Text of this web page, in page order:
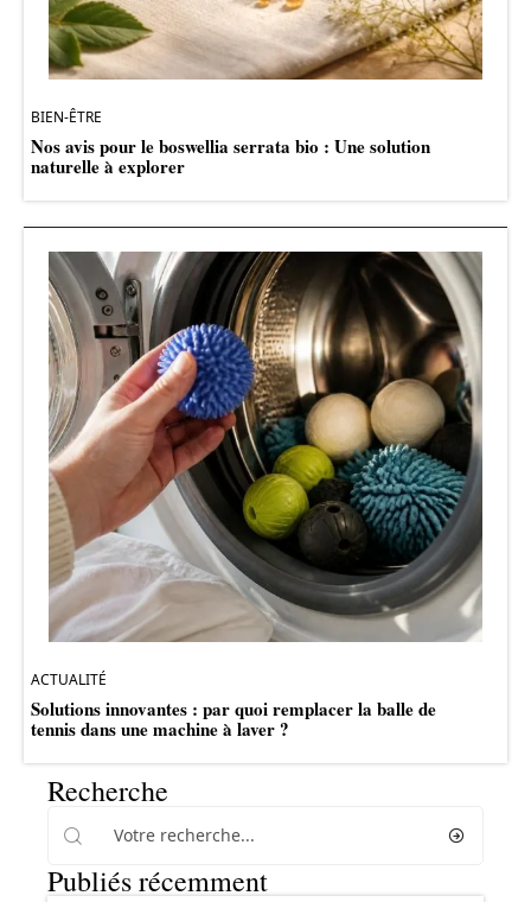
BIEN-ÊTRE
Nos avis pour le boswellia serrata bio : Une solution
naturelle à explorer
ACTUALITÉ
Solutions innovantes : par quoi remplacer la balle de
tennis dans une machine à laver ?
Recherche
Publiés récemment